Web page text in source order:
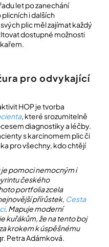
let po zanechání
i dalších
plic měl zajímat každý
dostupné možnosti
pro odvykající
HOP je tvorba
, které srozumitelně
diagnostiky a léčby.
s karcinomem plic či
pro všechny, kdo chtějí
je pomoci nemocným i
českého
portfolia zcela
přírůstek, Cesta
. Mapuje moderní
kuřákům, že na tento boj
krokem k úspěšnému
Petra Adámková.